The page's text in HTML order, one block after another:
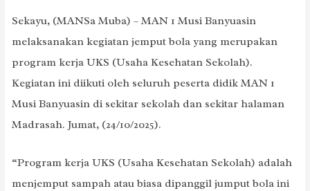
Sekayu, (MANSa Muba) – MAN 1 Musi Banyuasin
melaksanakan kegiatan jemput bola yang merupakan
program kerja UKS (Usaha Kesehatan Sekolah).
Kegiatan ini diikuti oleh seluruh peserta didik MAN 1
Musi Banyuasin di sekitar sekolah dan sekitar halaman
Madrasah. Jumat, (24/10/2025).
“Program kerja UKS (Usaha Kesehatan Sekolah) adalah
menjemput sampah atau biasa dipanggil jumput bola ini